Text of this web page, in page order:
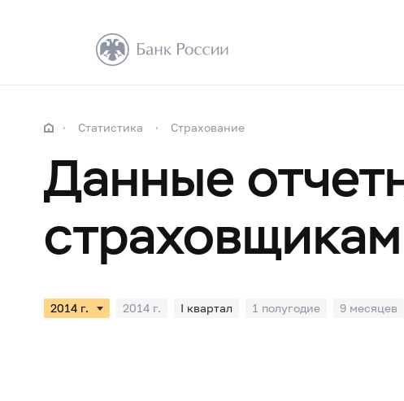
Статистика Страхование
Данные
страховщикам
2014 г. I квартал 1 полугодие 9 месяцев